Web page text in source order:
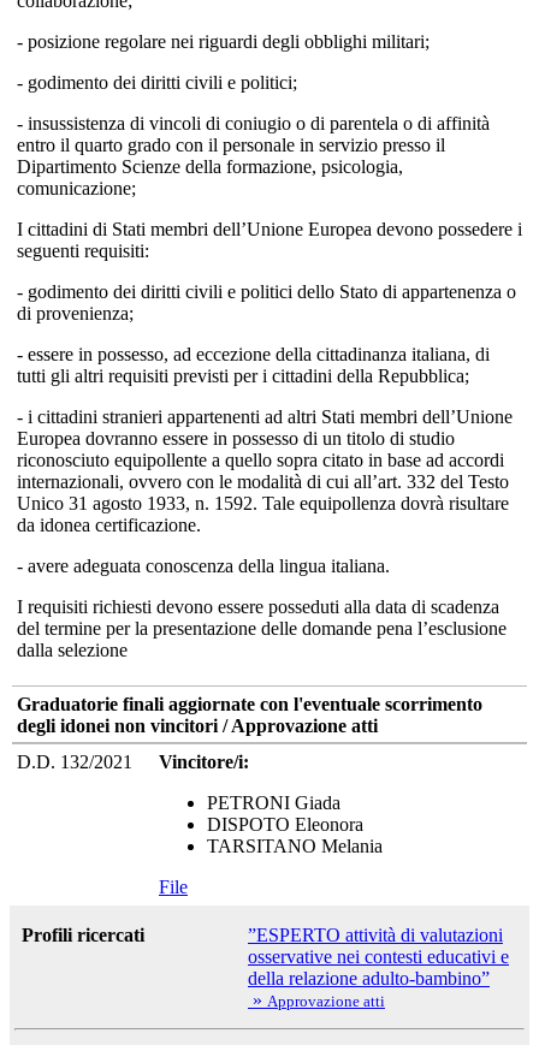
- posizione regolare nei riguardi degli obblighi militari;
- godimento dei diritti civili e politici;
- insussistenza di vincoli di coniugio o di parentela o di affinità
entro il quarto grado con il personale in servizio presso il
Dipartimento Scienze della formazione, psicologia,
comunicazione;
I cittadini di Stati membri dell’Unione Europea devono possedere i
seguenti requisiti:
- godimento dei diritti civili e politici dello Stato di appartenenza o
di provenienza;
- essere in possesso, ad eccezione della cittadinanza italiana, di
tutti gli altri requisiti previsti per i cittadini della Repubblica;
- i cittadini stranieri appartenenti ad altri Stati membri dell’Unione
Europea dovranno essere in possesso di un titolo di studio
riconosciuto equipollente a quello sopra citato in base ad accordi
internazionali, ovvero con le modalità di cui all’art. 332 del Testo
Unico 31 agosto 1933, n. 1592. Tale equipollenza dovrà risultare
da idonea certificazione.
- avere adeguata conoscenza della lingua italiana.
I requisiti richiesti devono essere posseduti alla data di scadenza
del termine per la presentazione delle domande pena l’esclusione
dalla selezione
Graduatorie finali aggiornate con l'eventuale scorrimento
degli idonei non vincitori / Approvazione atti
D.D. 132/2021
Vincitore/i:
PETRONI Giada
DISPOTO Eleonora
TARSITANO Melania
File
Profili ricercati
”ESPERTO attività di valutazioni
osservative nei contesti educativi e
della relazione adulto-bambino”
» Approvazione atti